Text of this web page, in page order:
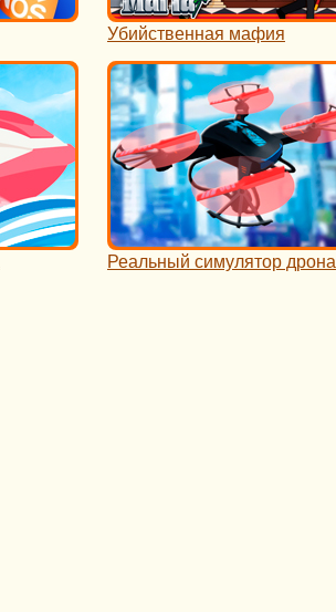
Убийственная мафия
Реальный симулятор дрона